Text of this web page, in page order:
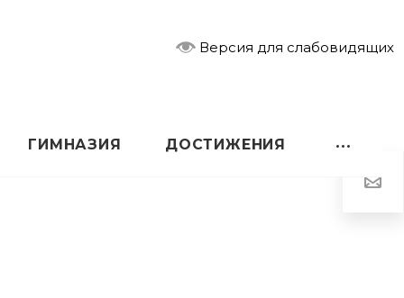
Версия для слабовидящих
ГИМНАЗИЯ ДОСТИЖЕНИЯ